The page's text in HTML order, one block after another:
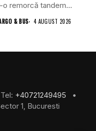
o remorcă tandem...
& BUS 4 AUGUST 2026
+40721249495
•
1, Bucuresti